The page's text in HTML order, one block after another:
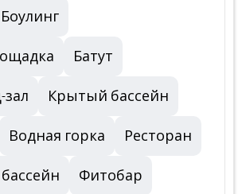
Боулинг
Батут
Крытый бассейн
Водная горка Ресторан
Фитобар